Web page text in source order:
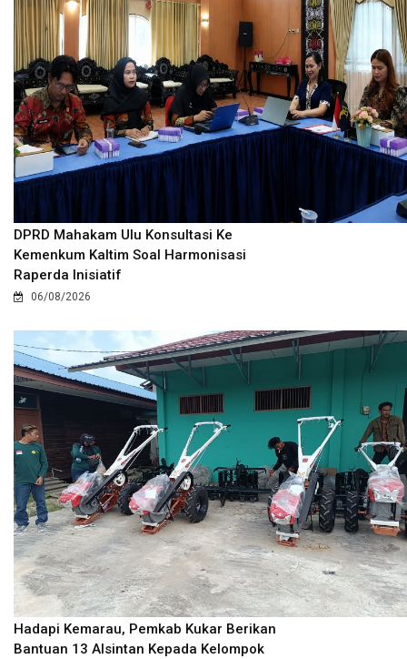
DPRD Mahakam Ulu Konsultasi Ke
Kemenkum Kaltim Soal Harmonisasi
Raperda Inisiatif
06/08/2026
Hadapi Kemarau, Pemkab Kukar Berikan
Bantuan 13 Alsintan Kepada Kelompok